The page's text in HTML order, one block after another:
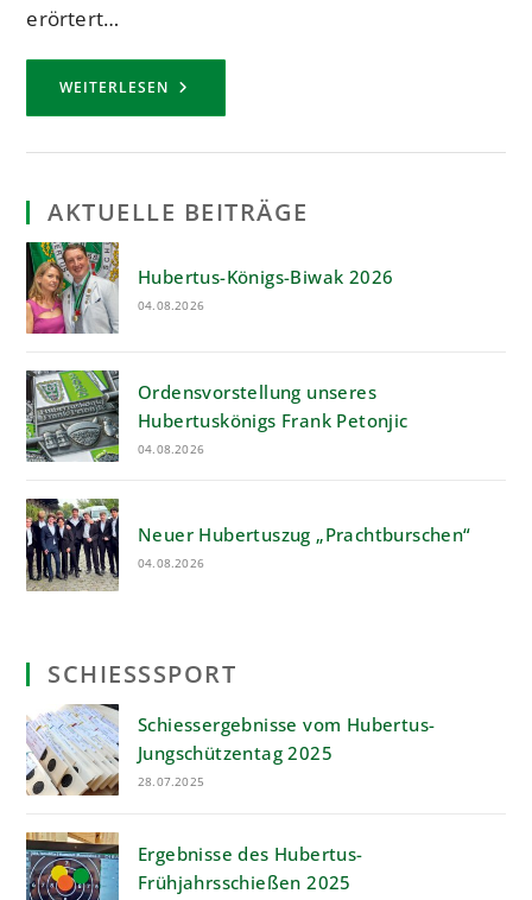
erörtert…
WEITERLESEN PETER
WURDE
JAHRE
AKTUELLE BEITRÄGE
Hubertus-Königs-Biwak 2026
04.08.2026
Ordensvorstellung unseres
Hubertuskönigs Frank Petonjic
04.08.2026
Neuer Hubertuszug „Prachtburschen“
04.08.2026
SCHIESSSPORT
Schiessergebnisse vom Hubertus-
Jungschützentag 2025
28.07.2025
Ergebnisse des Hubertus-
Frühjahrsschießen 2025